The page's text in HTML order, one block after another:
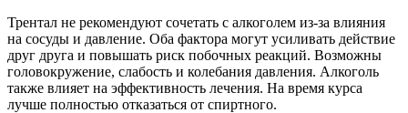
Трентал не рекомендуют сочетать с алкоголем из-за влияния
на сосуды и давление. Оба фактора могут усиливать действие
друг друга и повышать риск побочных реакций. Возможны
головокружение, слабость и колебания давления. Алкоголь
также влияет на эффективность лечения. На время курса
лучше полностью отказаться от спиртного.